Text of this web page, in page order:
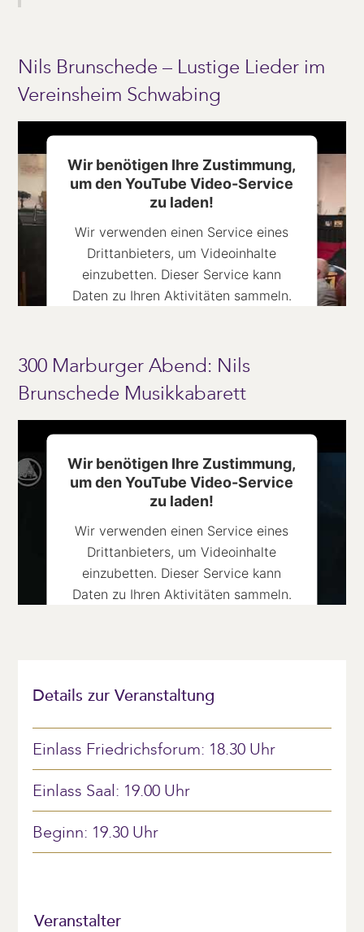
Nils Brunschede – Lustige Lieder im
Vereinsheim Schwabing
Wir benötigen Ihre Zustimmung,
um den YouTube Video-Service
zu laden!
Wir verwenden einen Service eines
Drittanbieters, um Videoinhalte
einzubetten. Dieser Service kann
Daten zu Ihren Aktivitäten sammeln.
zu, um dieses Video anzusehen.
Mehr Informationen
powered byUsercentrics Consent
Management Platform& eRecht24
300 Marburger Abend: Nils
Brunschede Musikkabarett
Wir benötigen Ihre Zustimmung,
um den YouTube Video-Service
zu laden!
Wir verwenden einen Service eines
Drittanbieters, um Videoinhalte
einzubetten. Dieser Service kann
Daten zu Ihren Aktivitäten sammeln.
Mehr Informationen
Akzeptieren
powered byUsercentrics Consent
Management Platform
Details zur Veranstaltung
Einlass Friedrichsforum: 18.30 Uhr
Einlass Saal: 19.00 Uhr
Beginn: 19.30 Uhr
Veranstalter